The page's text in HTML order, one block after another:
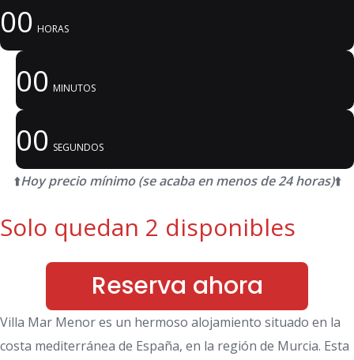
00 HORAS
00 MINUTOS
00 SEGUNDOS
⬆️Hoy precio mínimo (se acaba en menos de 24 horas)⬆️
Solo quedan 2 disponibles
Reserva ahora
Villa Mar Menor es un hermoso alojamiento situado en la
costa mediterránea de España, en la región de Murcia. Esta